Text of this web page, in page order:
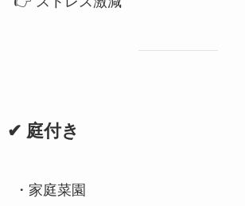
✔ 庭付き
・家庭菜園